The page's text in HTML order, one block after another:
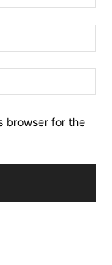
browser for the